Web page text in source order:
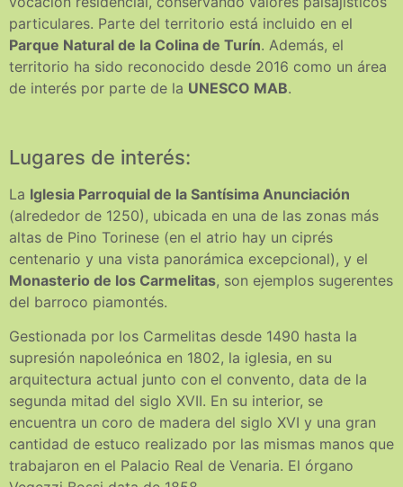
particulares. Parte del territorio está incluido en el
Parque Natural de la Colina de Turín. Además, el
territorio ha sido reconocido desde 2016 como un área
de interés por parte de la UNESCO MAB.
Lugares de interés:
La Iglesia Parroquial de la Santísima Anunciación
(alrededor de 1250), ubicada en una de las zonas más
altas de Pino Torinese (en el atrio hay un ciprés
centenario y una vista panorámica excepcional), y el
Monasterio de los Carmelitas, son ejemplos sugerentes
del barroco piamontés.
Gestionada por los Carmelitas desde 1490 hasta la
supresión napoleónica en 1802, la iglesia, en su
arquitectura actual junto con el convento, data de la
segunda mitad del siglo XVII. En su interior, se
encuentra un coro de madera del siglo XVI y una gran
cantidad de estuco realizado por las mismas manos que
trabajaron en el Palacio Real de Venaria. El órgano